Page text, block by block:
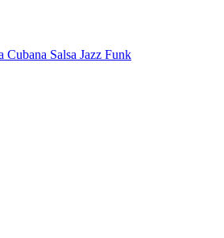
Salsa Jazz Funk